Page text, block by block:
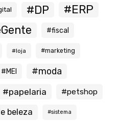
#DP #ERP
#fiscal
#loja #marketing
#MEI #moda
#papelaria #petshop
beleza #sistema